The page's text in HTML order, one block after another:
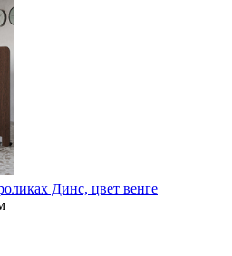
Динс, цвет венге